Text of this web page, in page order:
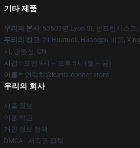
기타 제품
우리의 본사: 63601명 Lyon St, 샌프란시스코,
우리의 창고: 21 Huatuoli, Huangpu 마을,
시, 광동성, CN
시간 :: 오전 9시 ~ 오후 5시 (월 ~ 금)
이름 *: 연락처@kurtis-conner.store
우리의 회사
제품 정보
이용 약관
개인 정보 정책
DMCA - 저작권 정책